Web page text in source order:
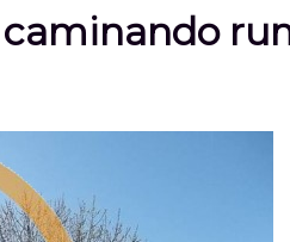
caminando